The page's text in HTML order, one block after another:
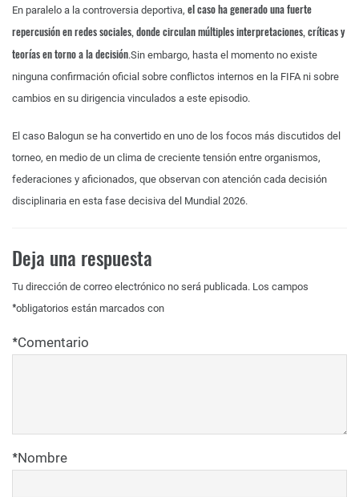
En paralelo a la controversia deportiva, el caso ha generado una fuerte
repercusión en redes sociales, donde circulan múltiples interpretaciones, críticas y
teorías en torno a la decisión.Sin embargo, hasta el momento no existe
ninguna confirmación oficial sobre conflictos internos en la FIFA ni sobre
cambios en su dirigencia vinculados a este episodio.
El caso Balogun se ha convertido en uno de los focos más discutidos del
torneo, en medio de un clima de creciente tensión entre organismos,
federaciones y aficionados, que observan con atención cada decisión
disciplinaria en esta fase decisiva del Mundial 2026.
Deja una respuesta
Tu dirección de correo electrónico no será publicada. Los campos
obligatorios están marcados con
*
Comentario
*
Nombre
*